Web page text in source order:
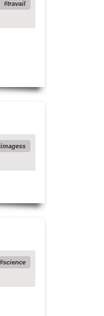
travail
imagess
science